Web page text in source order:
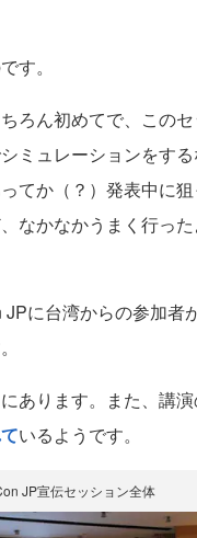
す。
ろん初めてで、この
ミュレーションをす
てか（？）発表中に
なかなかうまく行っ
に台湾からの参加者
にあります。また、講
いるようです。
JP宣伝セッション全体